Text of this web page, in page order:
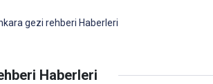
gezi rehberi Haberleri
Haberleri